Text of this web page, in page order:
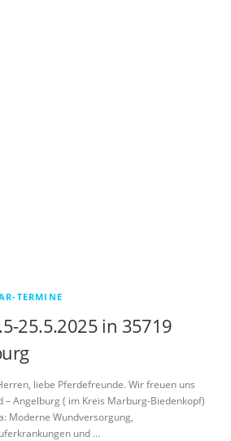
TERMINE
25.5.2025 in 35719
liebe Pferdefreunde. Wir freuen uns
– Angelburg ( im Kreis Marburg-Biedenkopf)
Moderne Wundversorgung,
und …